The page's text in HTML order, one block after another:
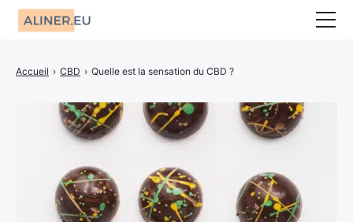
Accueil › CBD › Quelle est la sensation du CBD ?
Mariage